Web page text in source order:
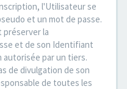
l'Utilisateur se
et un mot de passe.
la
et de son Identifiant
par un tiers.
de divulgation de son
de toutes les